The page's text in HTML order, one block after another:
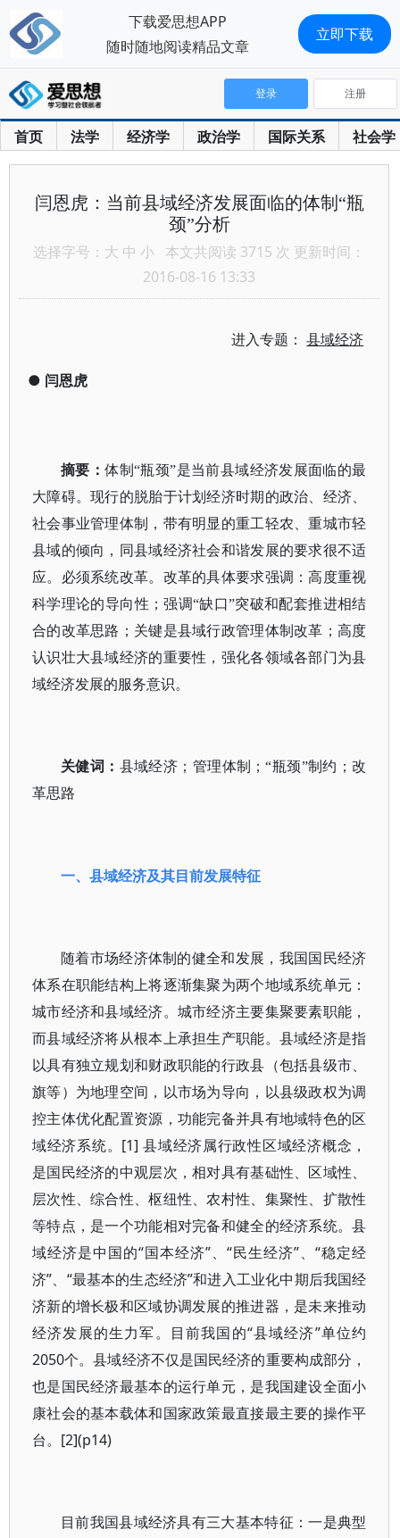
首页 法学 经济学 政治学 国际关系 社会学
登录 注册
闫恩虎：当前县域经济发展面临的体制“瓶
颈”分析
选择字号： 大 中 小 本文共阅读 3715 次 更新时间：
2016-08-16 13:33
进入专题：县域经济
● 闫恩虎
摘要：体制“瓶颈”是当前县域经济发展面临的最
大障碍。现行的脱胎于计划经济时期的政治、经济、
社会事业管理体制，带有明显的重工轻农、重城市轻
县域的倾向，同县域经济社会和谐发展的要求很不适
应。必须系统改革。改革的具体要求强调：高度重视
科学理论的导向性；强调“缺口”突破和配套推进相结
合的改革思路；关键是县域行政管理体制改革；高度
认识壮大县域经济的重要性，强化各领域各部门为县
域经济发展的服务意识。
关健词： 县域经济；管理体制；“瓶颈”制约；改
革思路
一、县域经济及其目前发展特征
随着市场经济体制的健全和发展，我国国民经济
体系在职能结构上将逐渐集聚为两个地域系统单元：
城市经济和县域经济。城市经济主要集聚要素职能，
而县域经济将从根本上承担生产职能。县域经济是指
以具有独立规划和财政职能的行政县（包括县级市、
旗等）为地理空间，以市场为导向，以县级政权为调
控主体优化配置资源，功能完备并具有地域特色的区
域经济系统。[1] 县域经济属行政性区域经济概念，
是国民经济的中观层次，相对具有基础性、区域性、
层次性、综合性、枢纽性、农村性、集聚性、扩散性
等特点，是一个功能相对完备和健全的经济系统。县
域经济是中国的“国本经济”、“民生经济”、“稳定经
济”、“最基本的生态经济”和进入工业化中期后我国经
济新的增长极和区域协调发展的推进器，是未来推动
经济发展的生力军。目前我国的“县域经济”单位约
2050个。县域经济不仅是国民经济的重要构成部分，
也是国民经济最基本的运行单元，是我国建设全面小
康社会的基本载体和国家政策最直接最主要的操作平
台。[2](p14)
目前我国县域经济具有三大基本特征：一是典型
下载爱思想APP
随时随地阅读精品文章
立即下载